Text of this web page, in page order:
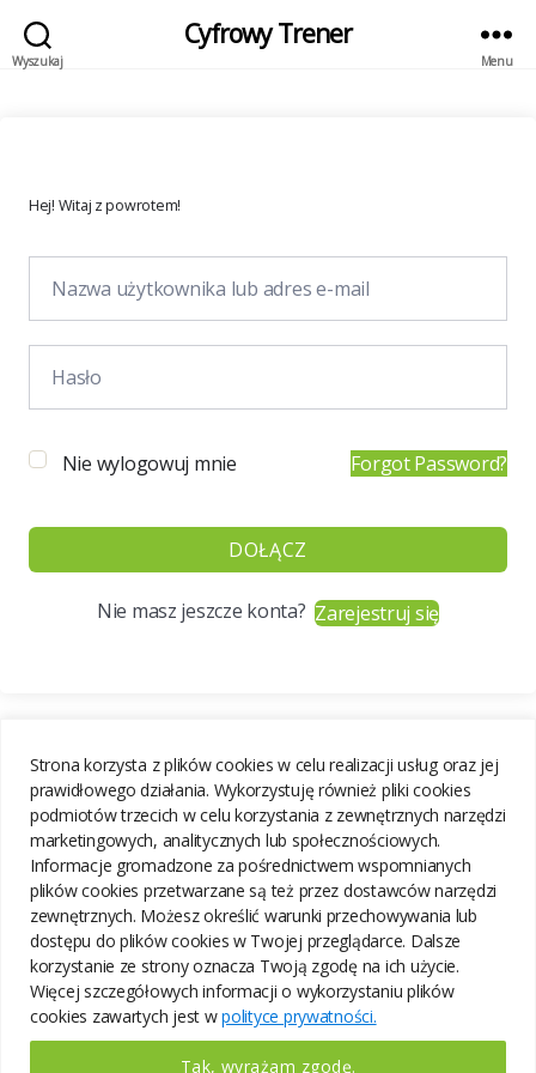
Strona korzysta z plików cookies w celu realizacji usług oraz jej
prawidłowego działania. Wykorzystuję również pliki cookies
podmiotów trzecich w celu korzystania z zewnętrznych narzędzi
marketingowych, analitycznych lub społecznościowych.
Informacje gromadzone za pośrednictwem wspomnianych
plików cookies przetwarzane są też przez dostawców narzędzi
zewnętrznych. Możesz określić warunki przechowywania lub
dostępu do plików cookies w Twojej przeglądarce. Dalsze
korzystanie ze strony oznacza Twoją zgodę na ich użycie.
Więcej szczegółowych informacji o wykorzystaniu plików
cookies zawartych jest wpolityce prywatności.
Tak, wyrażam zgodę.
Wyszukaj
Cyfrowy Trener
Menu
Hej! Witaj z powrotem!
Nie wylogowuj mnie Forgot Password?
DOŁĄCZ
Nie masz jeszcze konta?Zarejestruj się